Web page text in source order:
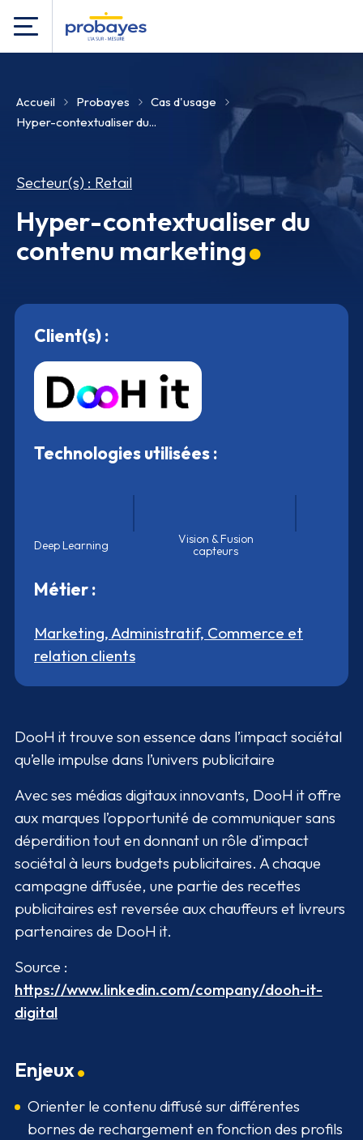
Accueil Probayes
Cas d'usage
Hyper-contextualiser du...
Secteur(s) : Retail
Hyper-contextualiser du
contenu marketing
Client(s) :
Technologies utilisées :
Deep Learning
Vision & Fusion
capteurs
Métier :
Marketing, Administratif, Commerce et
relation clients
DooH it trouve son essence dans l’impact sociétal
qu’elle impulse dans l’univers publicitaire
Avec ses médias digitaux innovants, DooH it offre
aux marques l’opportunité de communiquer sans
déperdition tout en donnant un rôle d’impact
sociétal à leurs budgets publicitaires. A chaque
campagne diffusée, une partie des recettes
publicitaires est reversée aux chauffeurs et livreurs
partenaires de DooH it.
Source :
https://www.linkedin.com/company/dooh-it-
digital
Enjeux
Orienter le contenu diffusé sur différentes
bornes de rechargement en fonction des profils